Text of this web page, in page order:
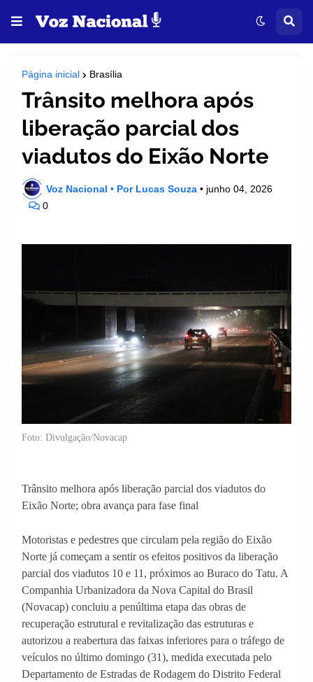
Página inicial Brasília
Trânsito melhora após
liberação parcial dos
viadutos do Eixão Norte
Voz Nacional • Por Lucas Souza • junho 04, 2026
0
Foto: Divulgação/Novacap
Trânsito melhora após liberação parcial dos viadutos do
Eixão Norte; obra avança para fase final
Motoristas e pedestres que circulam pela região do Eixão
Norte já começam a sentir os efeitos positivos da liberação
parcial dos viadutos 10 e 11, próximos ao Buraco do Tatu. A
Companhia Urbanizadora da Nova Capital do Brasil
(Novacap) concluiu a penúltima etapa das obras de
recuperação estrutural e revitalização das estruturas e
autorizou a reabertura das faixas inferiores para o tráfego de
veículos no último domingo (31), medida executada pelo
Departamento de Estradas de Rodagem do Distrito Federal